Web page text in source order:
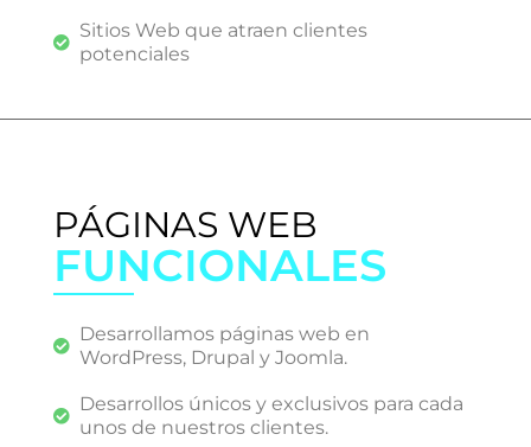
Sitios Web que atraen clientes
potenciales
PÁGINAS WEB
FUNCIONALES
Desarrollamos páginas web en
WordPress, Drupal y Joomla.
Desarrollos únicos y exclusivos para cada
unos de nuestros clientes.